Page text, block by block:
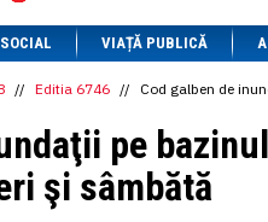
1 CAD= 3.1559
1 CHF= 5.2813
1 CNY= 0.6015
1 DKK
= 0.6668
1 EGP= 0.0860
1 HUF= 1.2223
1 INR = 0.0513
SOCIAL VIAȚĂ PUBLICĂ
// Editia 6746 // Cod galben de
pe
şi sâmbătă